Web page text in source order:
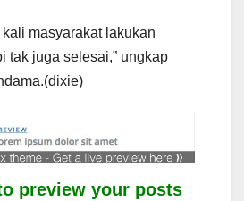
masyarakat lakukan
tak juga selesai,” ungkap
preview your posts